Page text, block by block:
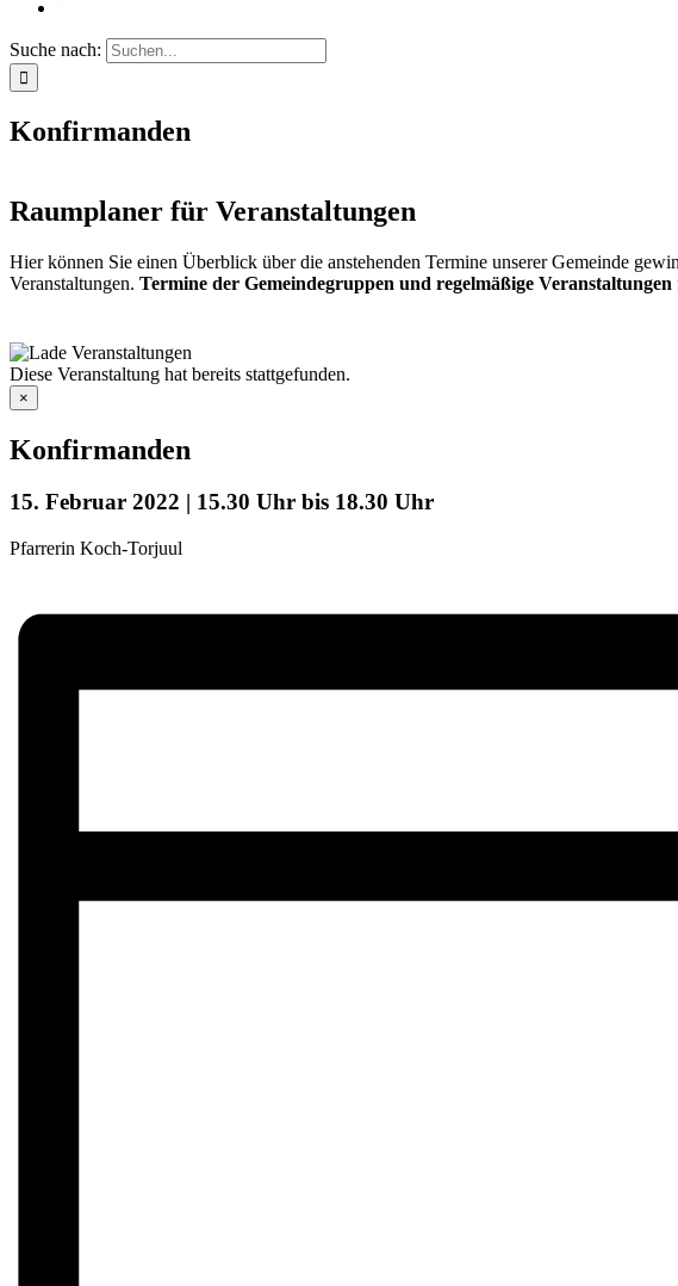
Suche nach:
Konfirmanden
Raumplaner für Veranstaltungen
Hier können Sie einen Überblick über die anstehenden Termine unserer Gemeinde
Veranstaltungen. Termine der Gemeindegruppen und regelmäßige Veranstaltungen
Diese Veranstaltung hat bereits stattgefunden.
×
Konfirmanden
15. Februar 2022 | 15.30 Uhr bis 18.30 Uhr
Pfarrerin Koch-Torjuul